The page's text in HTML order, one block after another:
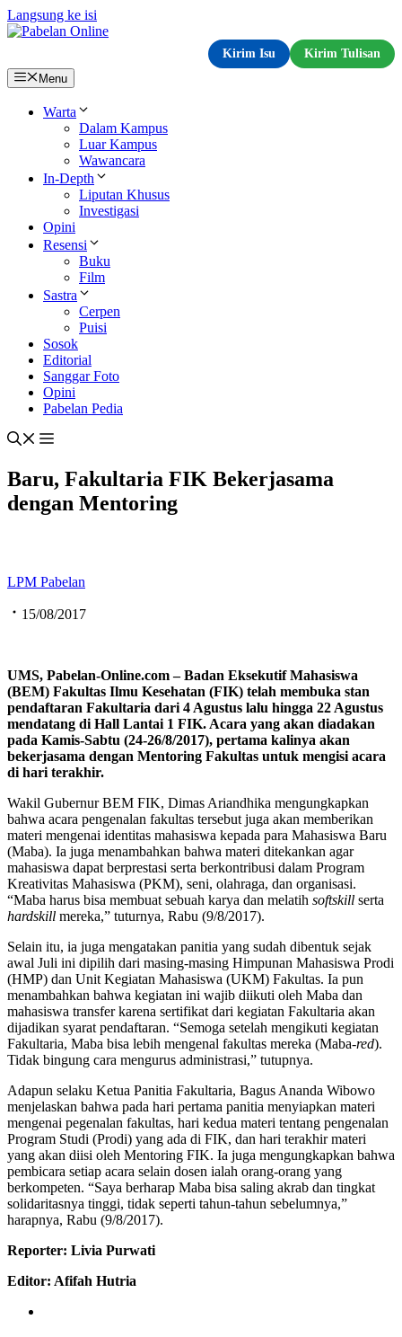
Langsung ke isi
Kirim Isu
Kirim Tulisan
Menu
Warta
Dalam Kampus
Luar Kampus
Wawancara
In-Depth
Liputan Khusus
Investigasi
Opini
Resensi
Buku
Film
Sastra
Cerpen
Puisi
Sosok
Editorial
Sanggar Foto
Opini
Pabelan Pedia
Baru, Fakultaria FIK Bekerjasama
dengan Mentoring
LPM Pabelan
15/08/2017
UMS, Pabelan-Online.com – Badan Eksekutif Mahasiswa
(BEM) Fakultas Ilmu Kesehatan (FIK) telah membuka stan
pendaftaran Fakultaria dari 4 Agustus lalu hingga 22 Agustus
mendatang di Hall Lantai 1 FIK. Acara yang akan diadakan
pada Kamis-Sabtu (24-26/8/2017), pertama kalinya akan
bekerjasama dengan Mentoring Fakultas untuk mengisi acara
di hari terakhir.
Wakil Gubernur BEM FIK, Dimas Ariandhika mengungkapkan
bahwa acara pengenalan fakultas tersebut juga akan memberikan
materi mengenai identitas mahasiswa kepada para Mahasiswa Baru
(Maba). Ia juga menambahkan bahwa materi ditekankan agar
mahasiswa dapat berprestasi serta berkontribusi dalam Program
Kreativitas Mahasiswa (PKM), seni, olahraga, dan organisasi.
“Maba harus bisa membuat sebuah karya dan melatih softskill serta
hardskill mereka,” tuturnya, Rabu (9/8/2017).
Selain itu, ia juga mengatakan panitia yang sudah dibentuk sejak
awal Juli ini dipilih dari masing-masing Himpunan Mahasiswa Prodi
(HMP) dan Unit Kegiatan Mahasiswa (UKM) Fakultas. Ia pun
menambahkan bahwa kegiatan ini wajib diikuti oleh Maba dan
mahasiswa transfer karena sertifikat dari kegiatan Fakultaria akan
dijadikan syarat pendaftaran. “Semoga setelah mengikuti kegiatan
Fakultaria, Maba bisa lebih mengenal fakultas mereka (Maba-red).
Tidak bingung cara mengurus administrasi,” tutupnya.
Adapun selaku Ketua Panitia Fakultaria, Bagus Ananda Wibowo
menjelaskan bahwa pada hari pertama panitia menyiapkan materi
mengenai pegenalan fakultas, hari kedua materi tentang pengenalan
Program Studi (Prodi) yang ada di FIK, dan hari terakhir materi
yang akan diisi oleh Mentoring FIK. Ia juga mengungkapkan bahwa
pembicara setiap acara selain dosen ialah orang-orang yang
berkompeten. “Saya berharap Maba bisa saling akrab dan tingkat
solidaritasnya tinggi, tidak seperti tahun-tahun sebelumnya,”
harapnya, Rabu (9/8/2017).
Reporter: Livia Purwati
Editor: Afifah Hutria